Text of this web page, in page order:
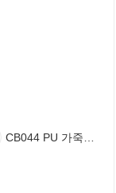
CB044 PU 가죽